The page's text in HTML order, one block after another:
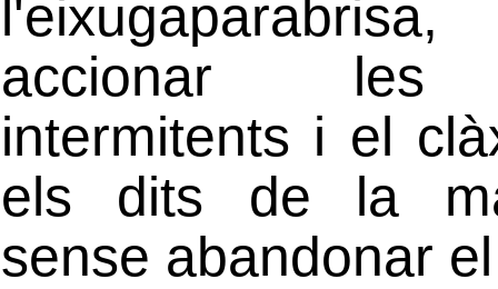
accionar les
intermitents i el
els dits de la
sense abandonar